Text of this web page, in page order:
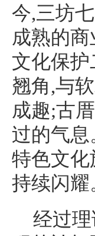
今,三坊
成熟的
文化保
翘角,与
成趣;古
过的气息
特色文化
持续闪耀
经过